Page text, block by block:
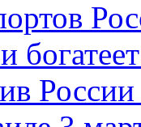
России